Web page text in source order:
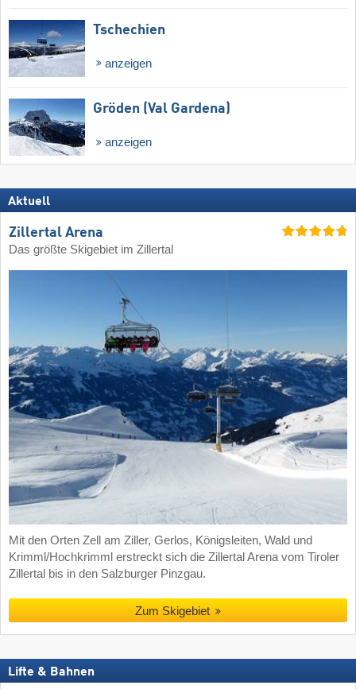
Tschechien
anzeigen
Gröden (Val Gardena)
anzeigen
Aktuell
Zillertal Arena
Das größte Skigebiet im Zillertal
Mit den Orten Zell am Ziller, Gerlos, Königsleiten, Wald und
Krimml/Hochkrimml erstreckt sich die Zillertal Arena vom Tiroler
Zillertal bis in den Salzburger Pinzgau.
Zum Skigebiet
Lifte & Bahnen